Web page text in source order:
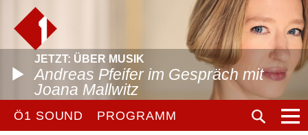
JETZT: ÜBER MUSIK
Andreas Pfeifer im Gespräch mit
Joana Mallwitz
Ö1 SOUND PROGRAMM